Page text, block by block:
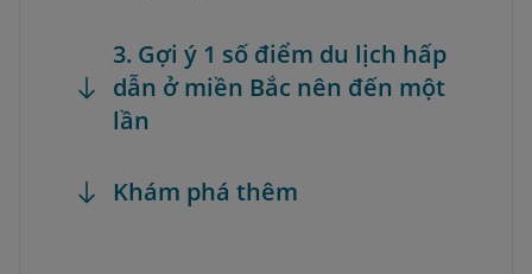
3. Gợi ý 1 số điểm du lịch hấp
dẫn ở miền Bắc nên đến một
lần
Khám phá thêm